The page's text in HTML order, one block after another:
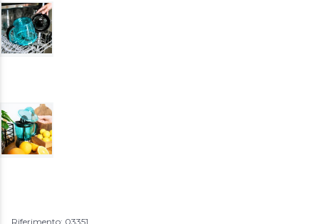
Riferimento: 03351